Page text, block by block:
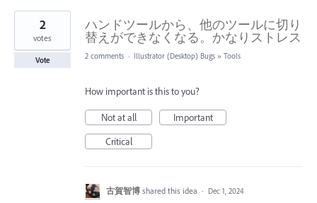
1
found
ハンドツールから、他のツールに切り
替えができなくなる。かなりストレス
2
votes
Vote 2 comments · Illustrator (Desktop) Bugs » Tools
How important is this to you?
Not at all
Important
Critical
古賀智博 shared this idea · Dec 1, 2024